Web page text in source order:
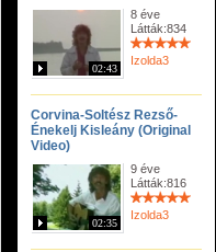
02:43
8 éve
Látták:834
Izolda3
Corvina-Soltész Rezső-
Énekelj Kisleány (Original
Video)
02:35
9 éve
Látták:816
Izolda3